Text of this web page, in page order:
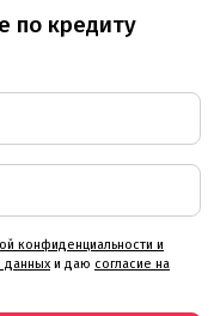
по кредиту
конфиденциальности и
данных и даю согласие на